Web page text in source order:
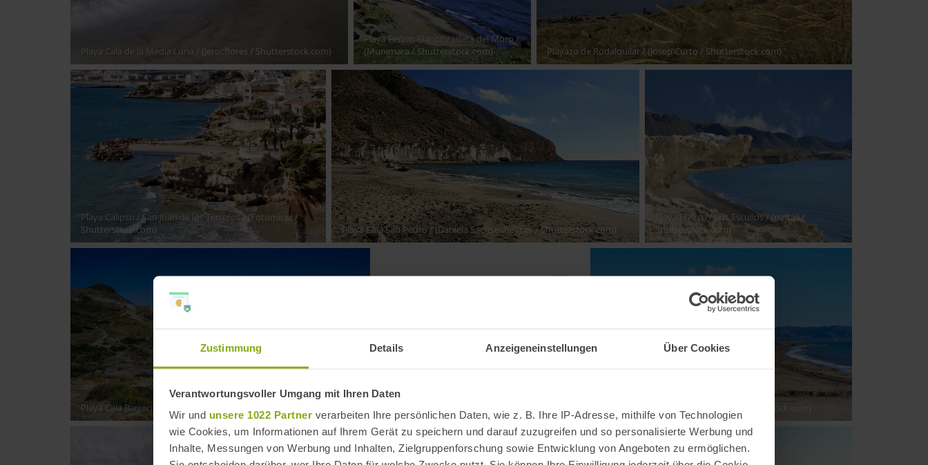
Zustimmung Details Anzeigeneinstellungen Über Cookies
Verantwortungsvoller Umgang mit Ihren Daten
Wir und unsere 1022 Partner verarbeiten Ihre persönlichen Daten, wie z. B. Ihre IP-Adresse, mithilfe von Technologien
wie Cookies, um Informationen auf Ihrem Gerät zu speichern und darauf zuzugreifen und so personalisierte Werbung und
Inhalte, Messungen von Werbung und Inhalten, Zielgruppenforschung sowie Entwicklung von Angeboten zu ermöglichen.
Playa Cala de la Media Luna / (Jerocflores / Shutterstock.com)
Playa Peñon Blanco / Isleta del Moro/
(Munimara / Shutterstock.com)
Playazo de Rodalquilar/ (Josep Curto / Shutterstock.com)
Playa Calipso / San Juan de los Terreros/ (Fotomicar /
Shutterstock.com)
Playa Cala San Pedro/ (Daniela Sachsenheimer / Shutterstock.com)
Playa El Arco / Los Escullos/ (neftali /
Shutterstock.com)
Playa Cala Barronal
Playa de San Nicolás
/ (Alex Tihonovs / Shutterstock.com)